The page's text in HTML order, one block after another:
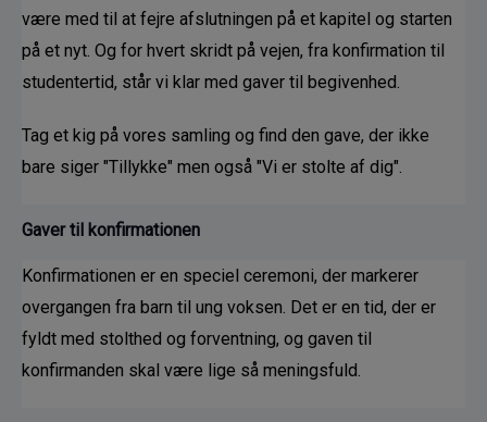
være med til at fejre afslutningen på et kapitel og starten
på et nyt. Og for hvert skridt på vejen, fra konfirmation til
studentertid, står vi klar med gaver til begivenhed.
Tag et kig på vores samling og find den gave, der ikke
bare siger "Tillykke" men også "Vi er stolte af dig".
Gaver til konfirmationen
Konfirmationen er en speciel ceremoni, der markerer
overgangen fra barn til ung voksen. Det er en tid, der er
fyldt med stolthed og forventning, og gaven til
konfirmanden skal være lige så meningsfuld.